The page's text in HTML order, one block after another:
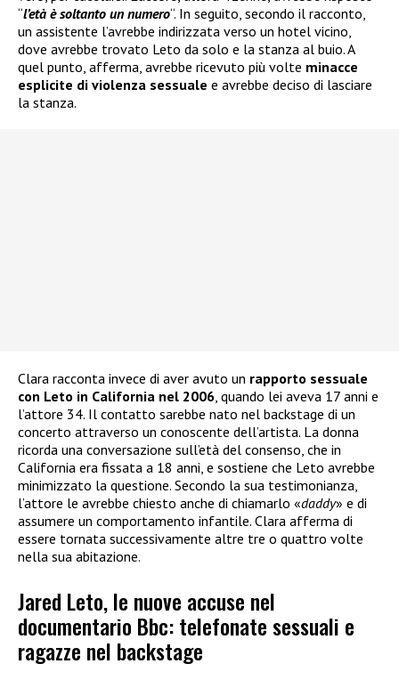
“l’età è soltanto un numero“. In seguito, secondo il racconto,
un assistente l’avrebbe indirizzata verso un hotel vicino,
dove avrebbe trovato Leto da solo e la stanza al buio. A
quel punto, afferma, avrebbe ricevuto più volte minacce
esplicite di violenza sessuale e avrebbe deciso di lasciare
la stanza.
Clara racconta invece di aver avuto un rapporto sessuale
con Leto in California nel 2006 , quando lei aveva 17 anni e
l’attore 34. Il contatto sarebbe nato nel backstage di un
concerto attraverso un conoscente dell’artista. La donna
ricorda una conversazione sull’età del consenso, che in
California era fissata a 18 anni, e sostiene che Leto avrebbe
minimizzato la questione. Secondo la sua testimonianza,
l’attore le avrebbe chiesto anche di chiamarlo «daddy» e di
assumere un comportamento infantile. Clara afferma di
essere tornata successivamente altre tre o quattro volte
nella sua abitazione.
Jared Leto, le nuove accuse nel
documentario Bbc: telefonate sessuali e
ragazze nel backstage